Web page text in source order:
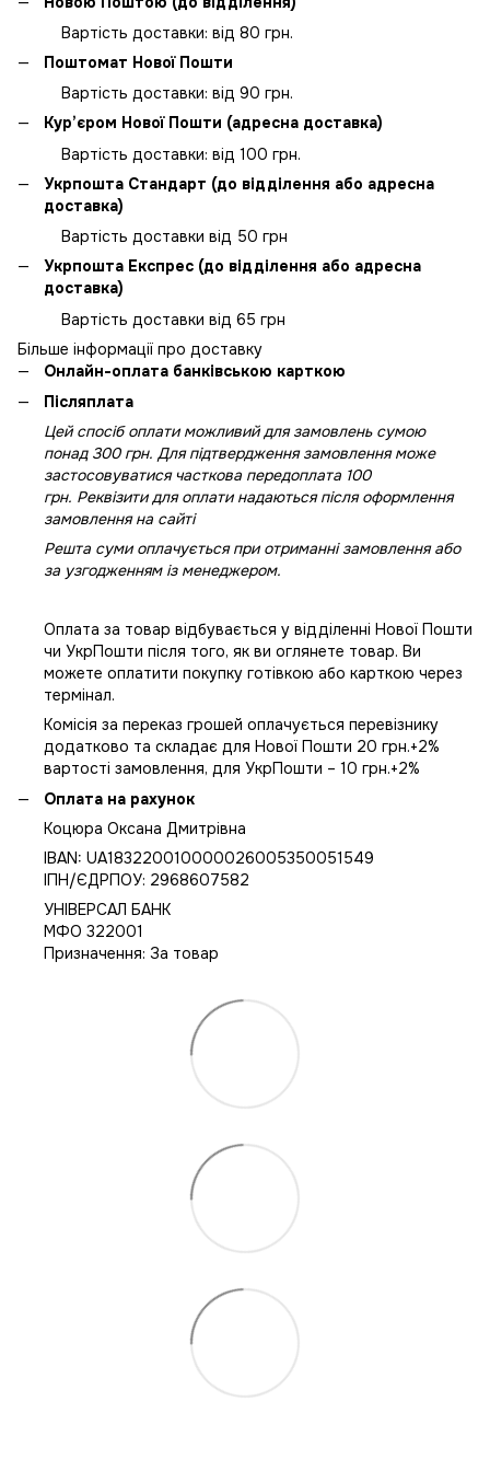
Вартість доставки: від 80 грн.
Поштомат Нової Пошти
Вартість доставки: від 90 грн.
Кур’єром Нової Пошти (адресна доставка)
Вартість доставки: від 100 грн.
Укрпошта Стандарт (до відділення або адресна
доставка)
Вартість доставки від 50 грн
Укрпошта Експрес (до відділення або адресна
доставка)
Вартість доставки від 65 грн
Більше інформації про доставку
Онлайн-оплата банківською карткою
Післяплата
Цей спосіб оплати можливий для замовлень сумою
понад 300 грн. Для підтвердження замовлення може
застосовуватися часткова передоплата 100
грн. Реквізити для оплати надаються після оформлення
замовлення на сайті
Решта суми оплачується при отриманні замовлення або
за узгодженням із менеджером.
Оплата за товар відбувається у відділенні Нової Пошти
чи УкрПошти після того, як ви оглянете товар. Ви
можете оплатити покупку готівкою або карткою через
термінал.
Комісія за переказ грошей оплачується перевізнику
додатково та складає для Нової Пошти 20 грн.+2%
вартості замовлення, для УкрПошти – 10 грн.+2%
Оплата на рахунок
Коцюра Оксана Дмитрівна
IBAN: UA183220010000026005350051549
IПН/ЄДРПОУ: 2968607582
УНІВЕРСАЛ БАНК
МФО 322001
Призначення: За товар